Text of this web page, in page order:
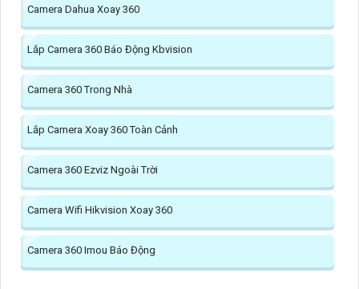
Camera Dahua Xoay 360
Lắp Camera 360 Báo Động Kbvision
Camera 360 Trong Nhà
Lắp Camera Xoay 360 Toàn Cảnh
Camera 360 Ezviz Ngoài Trời
Camera Wifi Hikvision Xoay 360
Camera 360 Imou Báo Động